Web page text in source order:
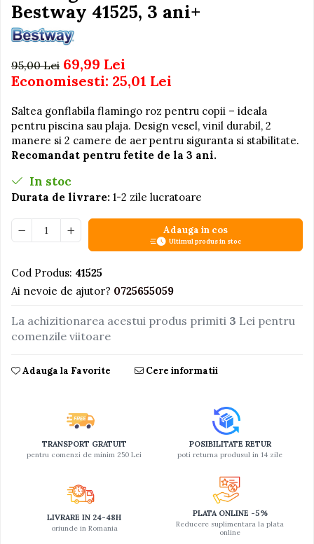
Jucarii de baie
Seturi de frumusete
Caluti balansoar
Interactive, educative si
Figurine
Ateliere si unelte
Blocuri de constructie
Covorase de dans
Creative
De plus
Electrocasnice si bucatarii
Fotolii gonflabile
Jocuri de indemanare
Jucarii educative din lemn
Muzica si instrumente
Proiectoare
Set Avioane si submarine
Seturi de doctor
Seturi de rufe
Ingrijire cosmetica mamici
Perioada Alaptarii
Pompe de san
Bestway 41525, 3 ani+
95,00 Lei 69,99 Lei
Economisesti: 25,01 Lei
Saltea gonflabila flamingo roz pentru copii – ideala
pentru piscina sau plaja. Design vesel, vinil durabil, 2
manere si 2 camere de aer pentru siguranta si stabilitate.
Recomandat pentru fetite de la 3 ani.
In stoc
Durata de livrare: 1-2 zile lucratoare
Adauga in cos
Ultimul produs in stoc
Cod Produs: 41525
Ai nevoie de ajutor? 0725655059
La achizitionarea acestui produs primiti 3 Lei pentru
comenzile viitoare
Adauga la Favorite Cere informatii
TRANSPORT GRATUIT
pentru comenzi de minim 250 Lei
POSIBILITATE RETUR
poti returna produsul in 14 zile
LIVRARE IN 24-48H
oriunde in Romania
PLATA ONLINE -5%
Reducere suplimentara la plata
online